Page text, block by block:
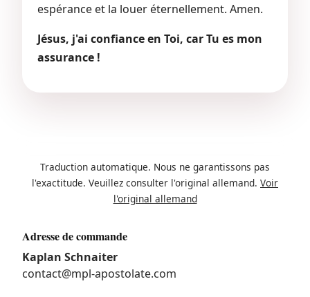
espérance et la louer éternellement. Amen.
Jésus, j'ai confiance en Toi, car Tu es mon
assurance !
Traduction automatique. Nous ne garantissons pas
l'exactitude. Veuillez consulter l'original allemand. Voir
l'original allemand
Adresse de commande
Kaplan Schnaiter
contact@mpl-apostolate.com